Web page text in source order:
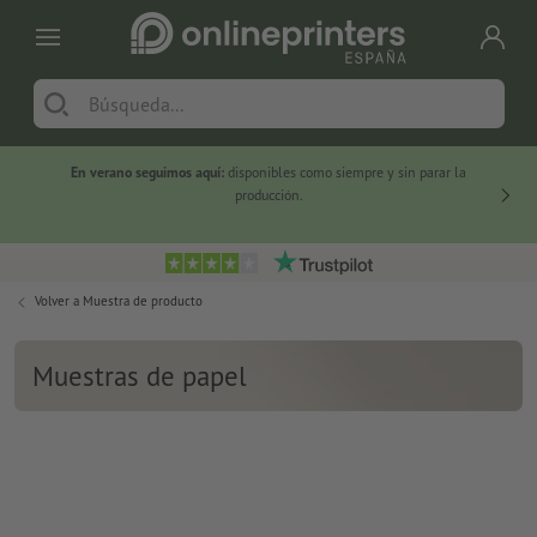
En verano seguimos aquí: disponibles como siempre y sin parar la
producción.
Volver a Muestra de producto
Muestras de papel